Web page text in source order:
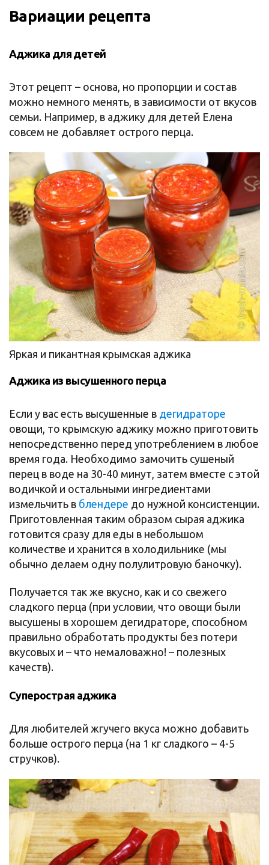
Вариации рецепта
Аджика для детей
Этот рецепт – основа, но пропорции и состав
можно немного менять, в зависимости от вкусов
семьи. Например, в аджику для детей Елена
совсем не добавляет острого перца.
Яркая и пикантная крымская аджика
Аджика из высушенного перца
Если у вас есть высушенные в дегидраторе
овощи, то крымскую аджику можно приготовить
непосредственно перед употреблением в любое
время года. Необходимо замочить сушеный
перец в воде на 30-40 минут, затем вместе с этой
водичкой и остальными ингредиентами
измельчить в блендере до нужной консистенции.
Приготовленная таким образом сырая аджика
готовится сразу для еды в небольшом
количестве и хранится в холодильнике (мы
обычно делаем одну полулитровую баночку).
Получается так же вкусно, как и со свежего
сладкого перца (при условии, что овощи были
высушены в хорошем дегидраторе, способном
правильно обработать продукты без потери
вкусовых и – что немаловажно! – полезных
качеств).
Суперострая аджика
Для любителей жгучего вкуса можно добавить
больше острого перца (на 1 кг сладкого – 4-5
стручков).